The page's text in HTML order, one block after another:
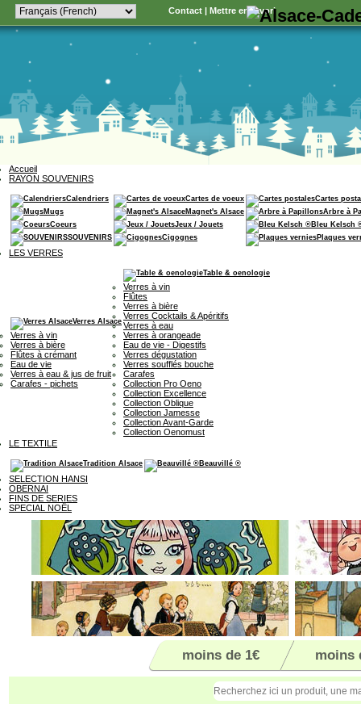
Contact |Mettre en favori
Accueil
RAYON SOUVENIRS
Calendriers
Mugs
Coeurs
SOUVENIRS
Cartes de voeux
Magnet's Alsace
Jeux / Jouets
Cigognes
Cartes
Arbre à
Bleu Kelsch
Plaques
LES VERRES
Verres Alsace
Verres à vin
Verres à bière
Flûtes à crémant
Eau de vie
Verres à eau & jus de fruit
Carafes - pichets
Table & oenologie
Verres à vin
Flûtes
Verres à bière
Verres Cocktails & Apéritifs
Verres à eau
Verres à orangeade
Eau de vie - Digestifs
Verres dégustation
Verres soufflés bouche
Carafes
Collection Pro Oeno
Collection Excellence
Collection Oblique
Collection Jamesse
Collection Avant-Garde
Collection Oenomust
LE TEXTILE
Tradition Alsace Beauvillé ®
SELECTION HANSI
OBERNAI
FINS DE SERIES
SPECIAL NOËL
moins de 1€ moins